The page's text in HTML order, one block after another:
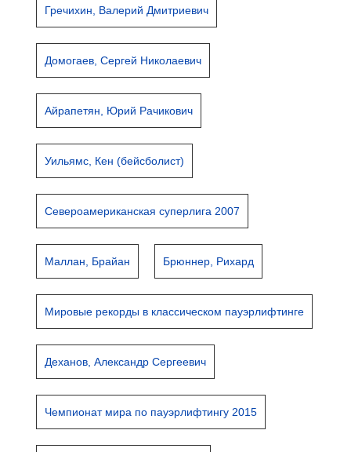
Гречихин, Валерий Дмитриевич
Домогаев, Сергей Николаевич
Айрапетян, Юрий Рачикович
Уильямс, Кен (бейсболист)
Североамериканская суперлига 2007
Маллан, Брайан Брюннер, Рихард
Мировые рекорды в классическом пауэрлифтинге
Деханов, Александр Сергеевич
Чемпионат мира по пауэрлифтингу 2015